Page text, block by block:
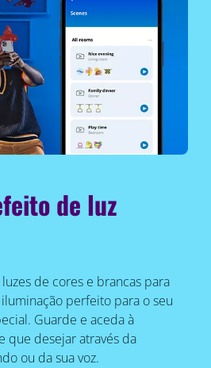
de luz
de cores e brancas para
perfeito para o seu
Guarde e aceda à
que desejar através da
ou da sua voz.